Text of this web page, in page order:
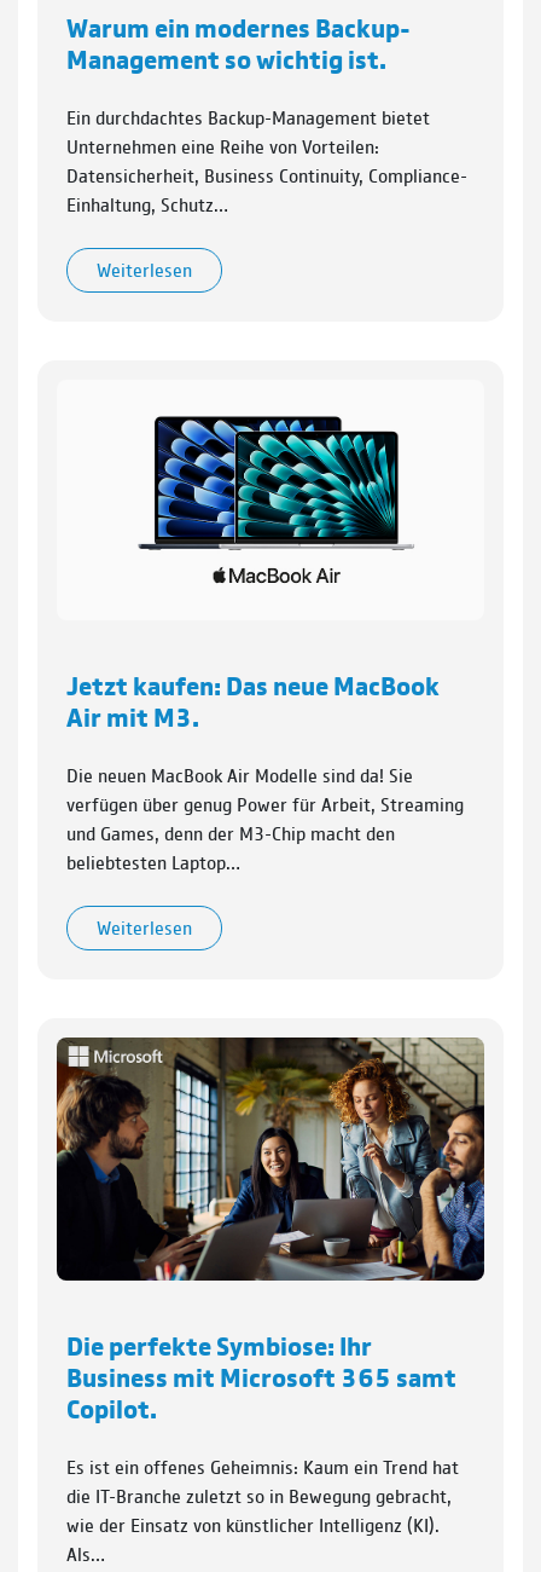
Warum ein modernes Backup-
Management so wichtig ist.
Ein durchdachtes Backup-Management bietet
Unternehmen eine Reihe von Vorteilen:
Datensicherheit, Business Continuity, Compliance-
Einhaltung, Schutz…
Weiterlesen
Jetzt kaufen: Das neue MacBook
Air mit M3.
Die neuen MacBook Air Modelle sind da! Sie
verfügen über genug Power für Arbeit, Streaming
und Games, denn der M3-Chip macht den
beliebtesten Laptop…
Weiterlesen
Die perfekte Symbiose: Ihr
Business mit Microsoft 365 samt
Copilot.
Es ist ein offenes Geheimnis: Kaum ein Trend hat
die IT-Branche zuletzt so in Bewegung gebracht,
wie der Einsatz von künstlicher Intelligenz (KI).
Als…